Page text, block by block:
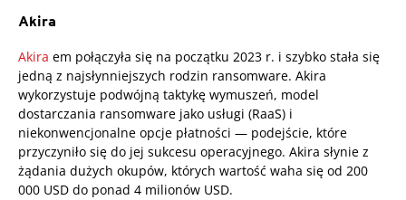
Akira
Akira em połączyła się na początku 2023 r. i szybko stała się
jedną z najsłynniejszych rodzin ransomware. Akira
wykorzystuje podwójną taktykę wymuszeń, model
dostarczania ransomware jako usługi (RaaS) i
niekonwencjonalne opcje płatności — podejście, które
przyczyniło się do jej sukcesu operacyjnego. Akira słynie z
żądania dużych okupów, których wartość waha się od 200
000 USD do ponad 4 milionów USD.